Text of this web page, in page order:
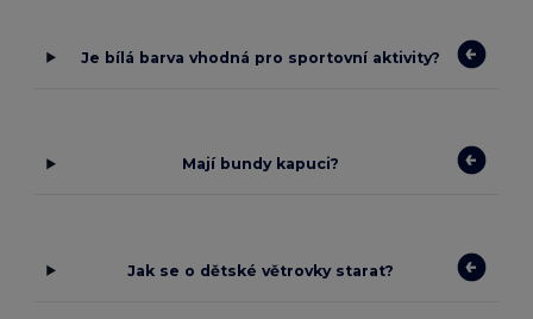
Je bílá barva vhodná pro sportovní aktivity?
Mají bundy kapuci?
Jak se o dětské větrovky starat?